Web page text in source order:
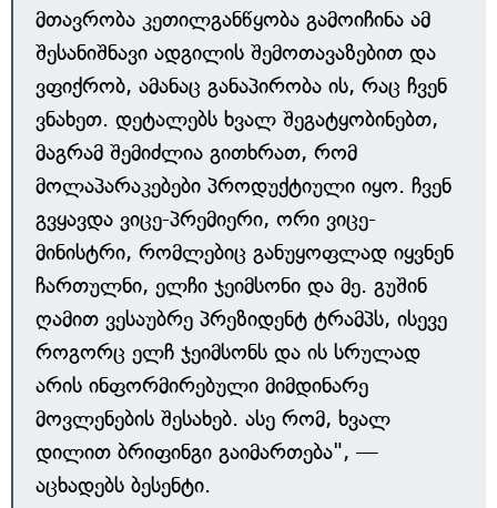
მთავრობა კეთილგანწყობა გამოიჩინა ამ
შესანიშნავი ადგილის შემოთავაზებით და
ვფიქრობ, ამანაც განაპირობა ის, რაც ჩვენ
ვნახეთ. დეტალებს ხვალ შეგატყობინებთ,
მაგრამ შემიძლია გითხრათ, რომ
მოლაპარაკებები პროდუქტიული იყო. ჩვენ
გვყავდა ვიცე-პრემიერი, ორი ვიცე-
მინისტრი, რომლებიც განუყოფლად იყვნენ
ჩართულნი, ელჩი ჯეიმსონი და მე. გუშინ
ღამით ვესაუბრე პრეზიდენტ ტრამპს, ისევე
როგორც ელჩ ჯეიმსონს და ის სრულად
არის ინფორმირებული მიმდინარე
მოვლენების შესახებ. ასე რომ, ხვალ
დილით ბრიფინგი გაიმართება", —
აცხადებს ბესენტი.